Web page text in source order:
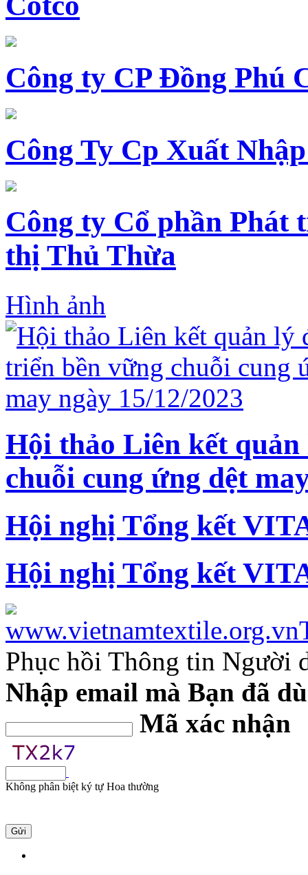
Công ty CP Đồng Phú
Công Ty Cp Xuất
Công ty Cổ phần Phát
thị Thủ Thừa
Hình ảnh
Hội thảo Liên kết
chuỗi cung ứng dệt
Hội nghị Tổng kết
Hội nghị Tổng kết
www.vietnamtextile.org.vn
Phục hồi Thông tin Người
Nhập email mà Bạn đã
Mã xác nhận
Không phân biệt ký tự Hoa thường